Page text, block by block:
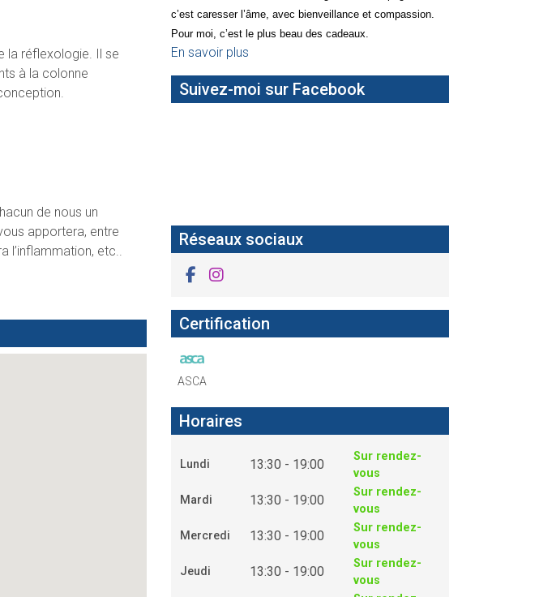
la réflexologie. Il se
à la colonne
de nous un
apportera, entre
l’inflammation, etc..
c’est caresser l’âme, avec bienveillance et compassion.
Pour moi, c’est le plus beau des cadeaux.
En savoir plus
Suivez-moi sur Facebook
Réseaux sociaux
Certification
ASCA
Horaires
Lundi 13:30 - 19:00
Sur rendez-
vous
Mardi
13:30 - 19:00
Sur rendez-
vous
Mercredi
13:30 - 19:00
Sur rendez-
vous
Jeudi
13:30 - 19:00
Sur rendez-
vous